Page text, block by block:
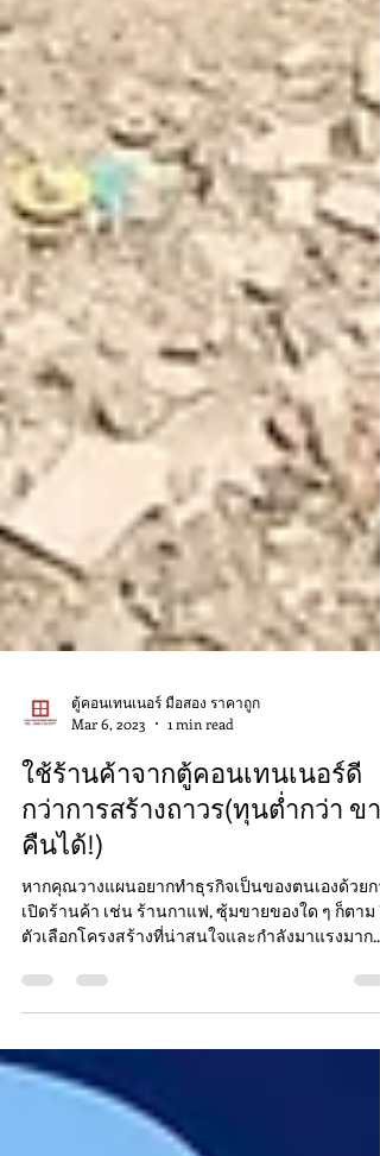
Mar 6, 2023
1 min read
ใช้ร้านค้าจากตู้คอนเทนเนอร์ดี
กว่าการสร้างถาวร(ทุนต่ำกว่า ขาย
คืนได้!)
หากคุณวางแผนอยากทำธุรกิจเป็นของตนเองด้วยกา
ตัวเลือกโครงสร้างที่น่าสนใจและกำลังมาแรงมาก...